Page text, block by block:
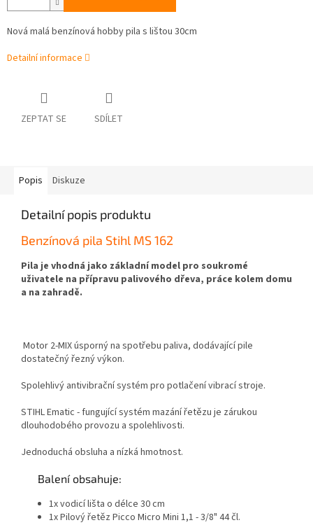
Nová malá benzínová hobby pila s lištou 30cm
Detailní informace
ZEPTAT SE SDÍLET
Popis Diskuze
Detailní popis produktu
Benzínová pila Stihl MS 162
Pila je vhodná jako základní model pro soukromé
uživatele na přípravu palivového dřeva, práce kolem domu
a na zahradě.
Motor 2-MIX úsporný na spotřebu paliva, dodávající pile
dostatečný řezný výkon.
Spolehlivý antivibrační systém pro potlačení vibrací stroje.
STIHL Ematic - fungující systém mazání řetězu je zárukou
dlouhodobého provozu a spolehlivosti.
Jednoduchá obsluha a nízká hmotnost.
Balení obsahuje:
1x vodicí lišta o délce 30 cm
1x Pilový řetěz Picco Micro Mini 1,1 - 3/8" 44 čl.